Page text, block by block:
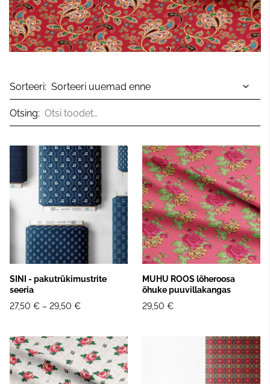
Sorteeri:
Otsing:
SINI - pakutrükimustrite
seeria
27,50 € – 29,50 €
MUHU ROOS lõheroosa
õhuke puuvillakangas
29,50 €